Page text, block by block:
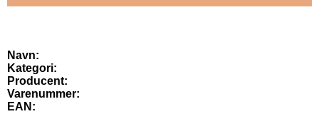
Navn:
Kategori:
Producent:
Varenummer:
EAN: